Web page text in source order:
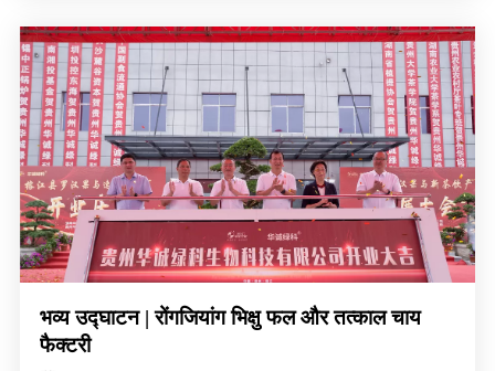
भव्य उद्घाटन | रोंगजियांग भिक्षु फल और तत्काल चाय
फैक्टरी